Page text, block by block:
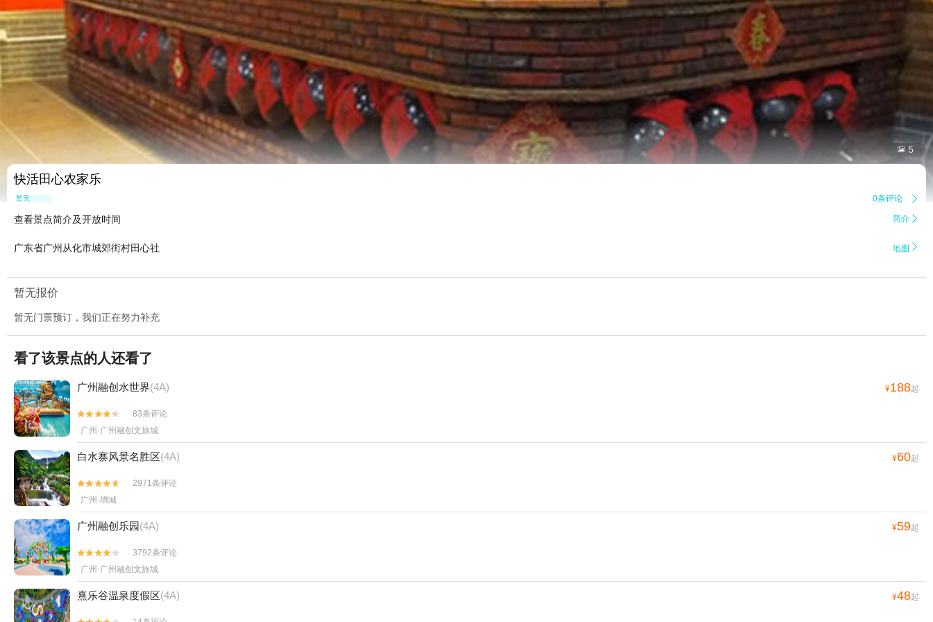
 5
快活田心农家乐
暂无点评 0条评论 
查看景点简介及开放时间 简介 
广东省广州从化市城郊街村田心社 地图 
暂无报价
暂无门票预订，我们正在努力补充
看了该景点的人还看了
广州融创水世界(4A) ¥188起


83条评论
广州·广州融创文旅城
白水寨风景名胜区(4A) ¥60起


2971条评论
广州·增城
广州融创乐园(4A) ¥59起


3792条评论
广州·广州融创文旅城
熹乐谷温泉度假区(4A) ¥48起